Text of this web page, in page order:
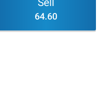
Sell
64.60